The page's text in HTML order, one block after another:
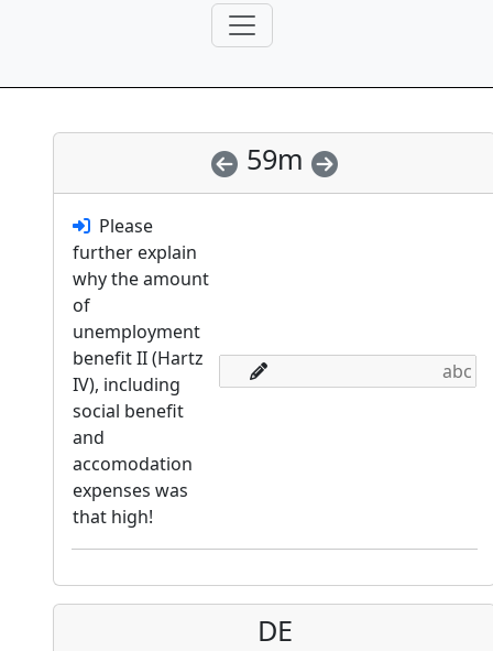
59m
Please
further explain
why the amount
of
unemployment
benefit II (Hartz
IV), including
social benefit
and
accomodation
expenses was
that high!
DE